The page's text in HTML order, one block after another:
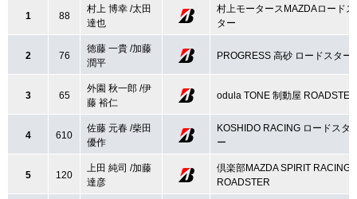
1 88
村上 博幸 /太田
達也
村上モータースMAZDAロードス
ター
2 76
徳藤 一貴 /加藤
潤平
PROGRESS 高砂 ロードスター
3 65
外園 秋一郎 /伊
藤 裕仁
odula TONE 制動屋 ROADSTER
4 610
佐藤 元春 /柴田
優作
KOSHIDO RACING ロードスタ
ー
5 120
上田 純司 /加藤
達彦
倶楽部MAZDA SPIRIT RACING
ROADSTER